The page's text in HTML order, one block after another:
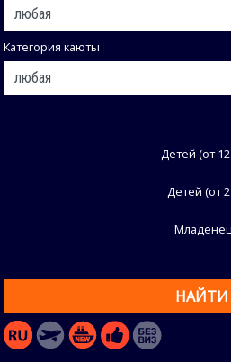
Категория каюты
Детей (от
Детей (от
НАЙТИ